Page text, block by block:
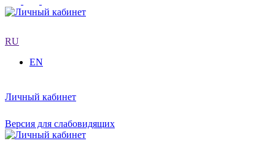
RU
EN
Личный кабинет
Версия для слабовидящих